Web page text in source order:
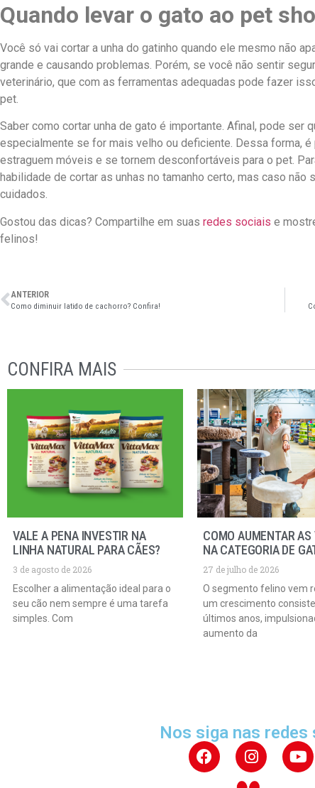
Quando levar o gato ao pet
Você só vai cortar a unha do gatinho quando ele mesmo não
grande e causando problemas. Porém, se você não sentir
veterinário, que com as ferramentas adequadas pode fazer
pet.
Saber como cortar unha de gato é importante. Afinal, pode ser
especialmente se for mais velho ou deficiente. Dessa forma,
estraguem móveis e se tornem desconfortáveis para o pet.
habilidade de cortar as unhas no tamanho certo, mas caso
cuidados.
Gostou das dicas? Compartilhe em suas redes sociais e
felinos!
ANTERIOR
Como diminuir latido de cachorro? Confira!
CONFIRA MAIS
VALE A PENA INVESTIR NA
LINHA NATURAL PARA CÃES?
3 de agosto de 2026
Escolher a alimentação ideal para o
seu cão nem sempre é uma tarefa
simples. Com
COMO AUMENTAR AS
NA CATEGORIA DE
27 de julho de 2026
O segmento felino vem
um crescimento
últimos anos,
aumento da
Nos siga nas redes